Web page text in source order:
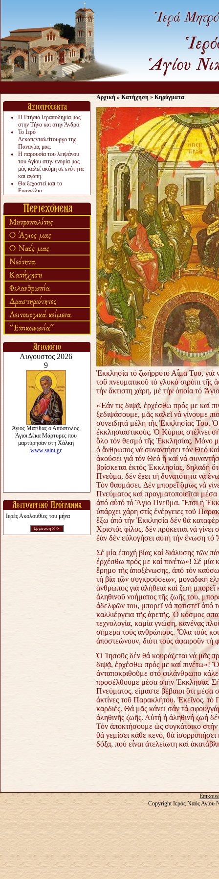
Η Ετήσια Ιεραποδημία μας
στην Τήνο και στην Άνδρο.
Το Ιερό
Δεκαπενταλείτουργο της
Παναγίας μας.
Η παρουσία του λειψάνου
του Αγίου στην ενορία μας
μάς καλεί ακόμη σε ενότητα
και αγάπη.
Θα ξεχαστεί και το
Ευαγγέλιο;
«πολύ αργά».
Ζητείται....
Ιερές Ακολουθίες του μήνα
Αρχική » Κατήχηση » Κηρύγματα
Ἐκκλησία τό ζωήρρυτο Αἷμα Του, γιά
τοῦ πνευματικοῦ τό γλυκό σιρόπι
τήν ἄκτιστη χάρη, μέ τήν ὁποία τό
«Ἐάν τις διψᾷ, ἐρχέσθω πρός με καί
ξεδιψάσουμε, μᾶς καλεῖ νά γίνουμε
συνειδητά μέλη τῆς Ἐκκλησίας Του.
ἐκκλησιαστικούς. Ὁ Κύριος στέλνει
ὅλο τόν θεσμό τῆς Ἐκκλησίας. Μόνο
ὁ ἄνθρωπος νά συναντήσει τόν Θεό
ἀκούσει γιά τόν Θεό ἤ καί νά
βρίσκεται ἐκτός Ἐκκλησίας, δηλαδή
Πνεῦμα, δέν ἔχει τή δυνατότητα νά
Τόν θαυμάσει. Δέν μπορεῖ ὅμως νά
Πνεύματος καί πραγματοποιεῖται
ἀπό αὐτό τό Ἅγιο Πνεῦμα. Ἔτσι ἡ
ὑπάρχει χάρη στίς ἐνέργειες τοῦ
ἔξω ἀπό τήν Ἐκκλησία δέν θά
Χριστός φίλος, δέν πρόκειται νά
ἐάν δέν εὐλογήσει αὐτή τήν ἕνωση
Σέ μία ἐποχή βίας καί διάλυσης τῶν
ἐρχέσθω πρός με καί πινέτω»! Σέ μία
ἔρημο τῆς ἀποξένωσης, ἀπό τόν
τή βία τῶν συγκρούσεων, μοναδική
ἄνθρωπος γιά ἀλήθεια καί ζωή
ἀληθινοῦ νοήματος τῆς ζωῆς του,
ἀδελφῶν του, μπορεῖ νά ποτιστεῖ ἀπό
καλλιέργεια τῆς ἀρετῆς. Ὁ κόσμος
τεχνολογία, καμία γνώση, κανένας
σήμερα τούς ἀνθρώπους. Ὅλα τούς
ἀποστεώνουν, διότι τούς ἀφαιροῦν τή
Ὁ Ἰησοῦς δέν θά κουράζεται νά μᾶς
διψᾷ, ἐρχέσθω πρός με καί πινέτω»!
ἀνταποκριθοῦμε στό φιλάνθρωπο
προσέλθουμε μέσα στήν Ἐκκλησία.
Πνεύματος, εἴμαστε βέβαιοι ὅτι μέσα
ἀκτίνες τοῦ Παρακλήτου. Ἐκεῖνος,
καρδιές. Θά μᾶς κάνει σάν τά
ἀληθινῆς ζωῆς. Αὐτή ἡ ἀληθινή ζωή
Τόν ἀποκτήσουμε ὡς συγκάτοικο
θά γεμίσει κάθε κενό, θά
δόξα, πού εἶναι ἀτελείωτη καί
Copyright Ιερός Ναός Αγίου